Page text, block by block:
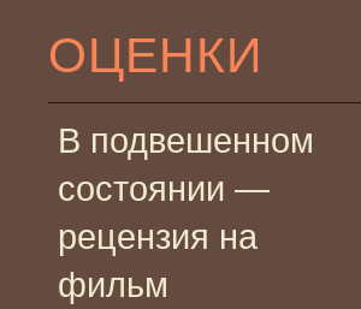
ОЦЕНКИ
В подвешенном
состоянии —
рецензия на
фильм